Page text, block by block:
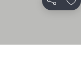
Partilhar